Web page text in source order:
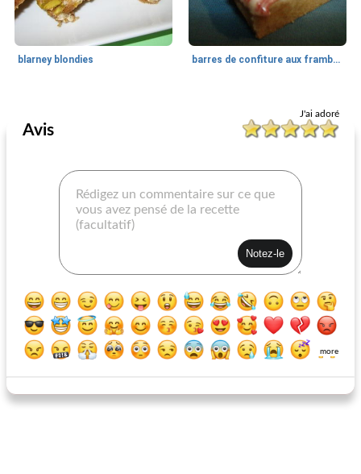
blarney blondies barres de confiture aux framboises d'Amy
feuille de barre de raisin
J'ai adoré
Avis
more